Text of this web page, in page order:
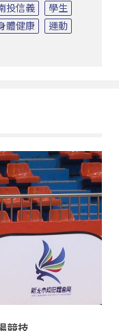
投信義
學生
體健康
運動